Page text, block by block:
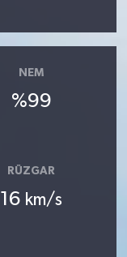
NEM
%99
RÜZGAR
16 km/s